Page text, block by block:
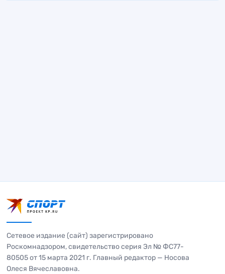
Сетевое издание (сайт) зарегистрировано
Роскомнадзором, свидетельство серия Эл № ФС77-
80505 от 15 марта 2021 г. Главный редактор — Носова
Олеся Вячеславовна.